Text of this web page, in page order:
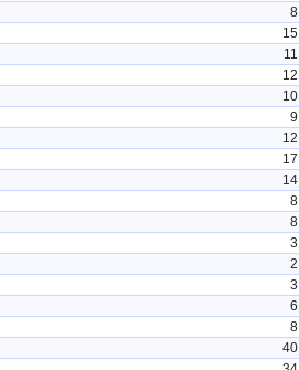
8
15
11
12
10
9
12
17
14
8
8
3
2
3
6
8
40